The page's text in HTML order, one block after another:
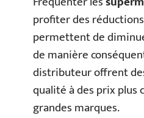
profiter des
permettent de
de manière
distributeur offrent
qualité à des prix plus
grandes marques.